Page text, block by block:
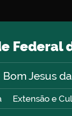
Federal
Bom Jesus
Extensão e